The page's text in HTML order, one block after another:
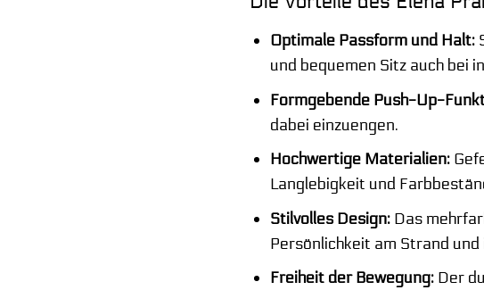
Optimale Passform und Halt:
und bequemen Sitz auch bei
Formgebende Push-Up-
dabei einzuengen.
Hochwertige Materialien:
Langlebigkeit und
Stilvolles Design: Das
Persönlichkeit am Strand und
Freiheit der Bewegung: Der